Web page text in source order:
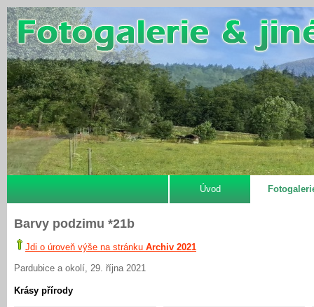
Úvod
Barvy podzimu *21b
Jdi o úroveň výše na stránku Archiv 2021
Pardubice a okolí, 29. října 2021
Krásy přírody